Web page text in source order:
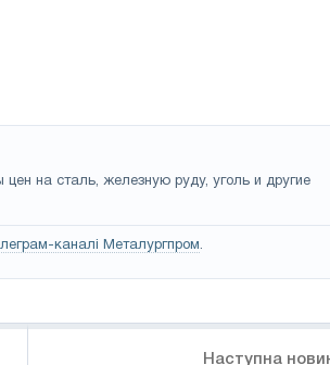
цен на сталь, железную руду, уголь и другие
каналі Металургпром.
Наступна